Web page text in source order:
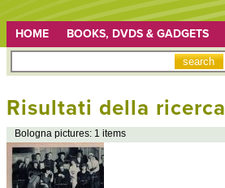
HOME BOOKS, DVDS & GADGETS
Risultati della ricerca
Bologna pictures: 1 items